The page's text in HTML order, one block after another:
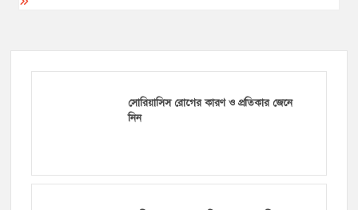
সোরিয়াসিস রোগের কারণ ও প্রতিকার জেনে
নিন